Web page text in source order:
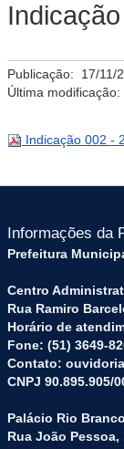
Publicação: 17/11/
Última modificação:
Indicação 002 -
Informações da
Prefeitura
Centro
Rua Ramiro
Horário de
Fone: (51) 3649-
Contato:
CNPJ 90.895.905/
Palácio Rio Branco
Rua João Pessoa,